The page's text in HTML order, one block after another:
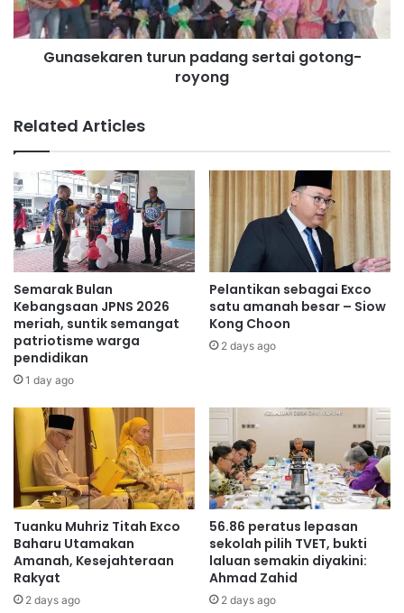
n
g
a
s
i
A
m
e
r
k
a
S
y
a
i
k
a
a
r
r
u
n
p
a
d
a
n
g
s
e
r
t
a
g
o
t
o
n
g
-
r
o
y
o
Gunasekaren turun padang sertai gotong-
royong
Related Articles
Semarak Bulan
Kebangsaan JPNS 2026
meriah, suntik semangat
patriotisme warga
pendidikan
1 day ago
Pelantikan sebagai Exco
satu amanah besar – Siow
Kong Choon
2 days ago
Tuanku Muhriz Titah Exco
Baharu Utamakan
Amanah, Kesejahteraan
Rakyat
2 days ago
56.86 peratus lepasan
sekolah pilih TVET, bukti
laluan semakin diyakini:
Ahmad Zahid
2 days ago